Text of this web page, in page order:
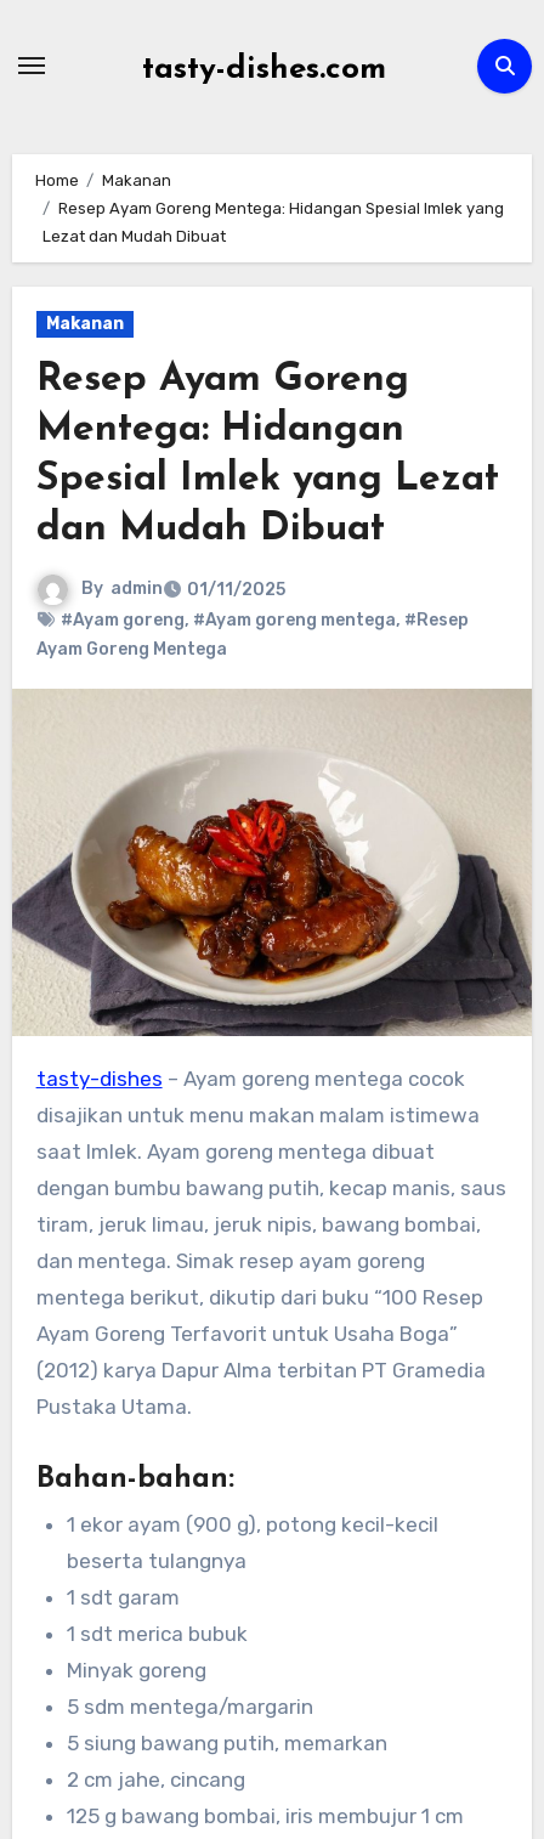
tasty-dishes.com
Home
Makanan
Resep Ayam Goreng Mentega: Hidangan Spesial Imlek yang
Lezat dan Mudah Dibuat
Makanan
Resep Ayam Goreng
Mentega: Hidangan
Spesial Imlek yang Lezat
dan Mudah Dibuat
By admin
01/11/2025
#Ayam goreng, #Ayam goreng mentega, #Resep
Ayam Goreng Mentega
tasty-dishes – Ayam goreng mentega cocok
disajikan untuk menu makan malam istimewa
saat Imlek. Ayam goreng mentega dibuat
dengan bumbu bawang putih, kecap manis, saus
tiram, jeruk limau, jeruk nipis, bawang bombai,
dan mentega. Simak resep ayam goreng
mentega berikut, dikutip dari buku “100 Resep
Ayam Goreng Terfavorit untuk Usaha Boga”
(2012) karya Dapur Alma terbitan PT Gramedia
Pustaka Utama.
Bahan-bahan:
1 ekor ayam (900 g), potong kecil-kecil
beserta tulangnya
1 sdt garam
1 sdt merica bubuk
Minyak goreng
5 sdm mentega/margarin
5 siung bawang putih, memarkan
2 cm jahe, cincang
125 g bawang bombai, iris membujur 1 cm